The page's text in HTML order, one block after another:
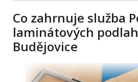
Co zahrnuje služba
laminátových
Budějovice